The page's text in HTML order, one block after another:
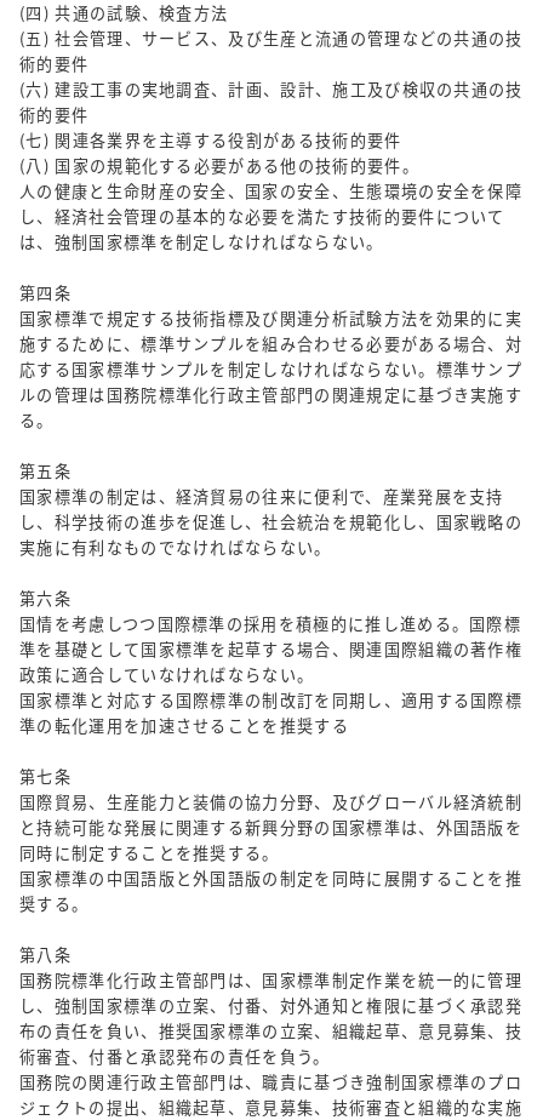
(四) 共通の試験、検査方法
(五) 社会管理、サービス、及び生産と流通の管理などの共通の技
術的要件
(六) 建設工事の実地調査、計画、設計、施工及び検収の共通の技
術的要件
(七) 関連各業界を主導する役割がある技術的要件
(八) 国家の規範化する必要がある他の技術的要件。
人の健康と生命財産の安全、国家の安全、生態環境の安全を保障
し、経済社会管理の基本的な必要を満たす技術的要件について
は、強制国家標準を制定しなければならない。
第四条
国家標準で規定する技術指標及び関連分析試験方法を効果的に実
施するために、標準サンプルを組み合わせる必要がある場合、対
応する国家標準サンプルを制定しなければならない。標準サンプ
ルの管理は国務院標準化行政主管部門の関連規定に基づき実施す
る。
第五条
国家標準の制定は、経済貿易の往来に便利で、産業発展を支持
し、科学技術の進歩を促進し、社会統治を規範化し、国家戦略の
実施に有利なものでなければならない。
第六条
国情を考慮しつつ国際標準の採用を積極的に推し進める。国際標
準を基礎として国家標準を起草する場合、関連国際組織の著作権
政策に適合していなければならない。
国家標準と対応する国際標準の制改訂を同期し、適用する国際標
準の転化運用を加速させることを推奨する
第七条
国際貿易、生産能力と装備の協力分野、及びグローバル経済統制
と持続可能な発展に関連する新興分野の国家標準は、外国語版を
同時に制定することを推奨する。
国家標準の中国語版と外国語版の制定を同時に展開することを推
奨する。
第八条
国務院標準化行政主管部門は、国家標準制定作業を統一的に管理
し、強制国家標準の立案、付番、対外通知と権限に基づく承認発
布の責任を負い、推奨国家標準の立案、組織起草、意見募集、技
術審査、付番と承認発布の責任を負う。
国務院の関連行政主管部門は、職責に基づき強制国家標準のプロ
ジェクトの提出、組織起草、意見募集、技術審査と組織的な実施